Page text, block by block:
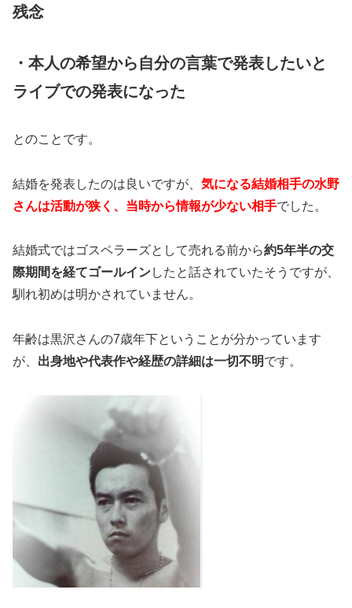
残念
・本人の希望から自分の言葉で発表したいと
ライブでの発表になった
とのことです。
結婚を発表したのは良いですが、 気になる結婚相手の水野
さんは活動が狭く、当時から情報が少ない相手でした。
結婚式ではゴスペラーズとして売れる前から約5年半の交
際期間を経てゴールインしたと話されていたそうですが、
馴れ初めは明かされていません。
年齢は黒沢さんの7歳年下ということが分かっています
が、 出身地や代表作や経歴の詳細は一切不明です。